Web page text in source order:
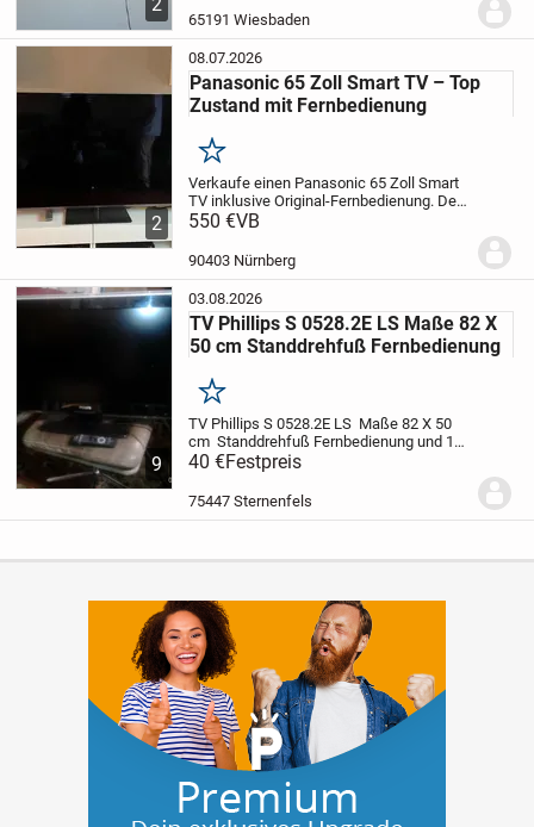
2
SchachtUSB-Anschluss
AufnahmeLAN-Anschluss
65191 Wiesbaden
2
08.07.2026
Panasonic 65 Zoll Smart TV – Top
Zustand mit Fernbedienung
Merken
Verkaufe einen Panasonic 65 Zoll Smart
TV inklusive Original-Fernbedienung. Der
Fernseher befindet sich in einem sehr
funktioniert einwandfrei. Lediglich bei
550 €VB
90403 Nürnberg
9
03.08.2026
TV Phillips S 0528.2E LS Maße 82 X
50 cm Standdrehfuß Fernbedienung
Merken
TV Phillips S 0528.2E LS Maße 82 X 50
cm Standdrehfuß Fernbedienung und 1
Reciver für Sat Anschluß schöne
Bildqualität ideal als 2 Gerät voll
funktionsfähig ! ABH in 75447
40 €Festpreis
75447 Sternenfels